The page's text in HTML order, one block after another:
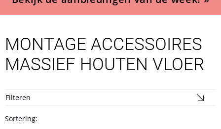
MONTAGE ACCESSOIRES
MASSIEF HOUTEN VLOER
Filteren
Sortering: